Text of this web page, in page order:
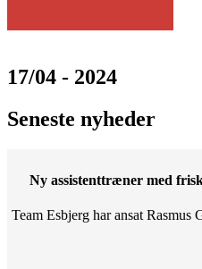
17/04 - 2024
Seneste nyheder
Ny assistenttræner med
Team Esbjerg har ansat